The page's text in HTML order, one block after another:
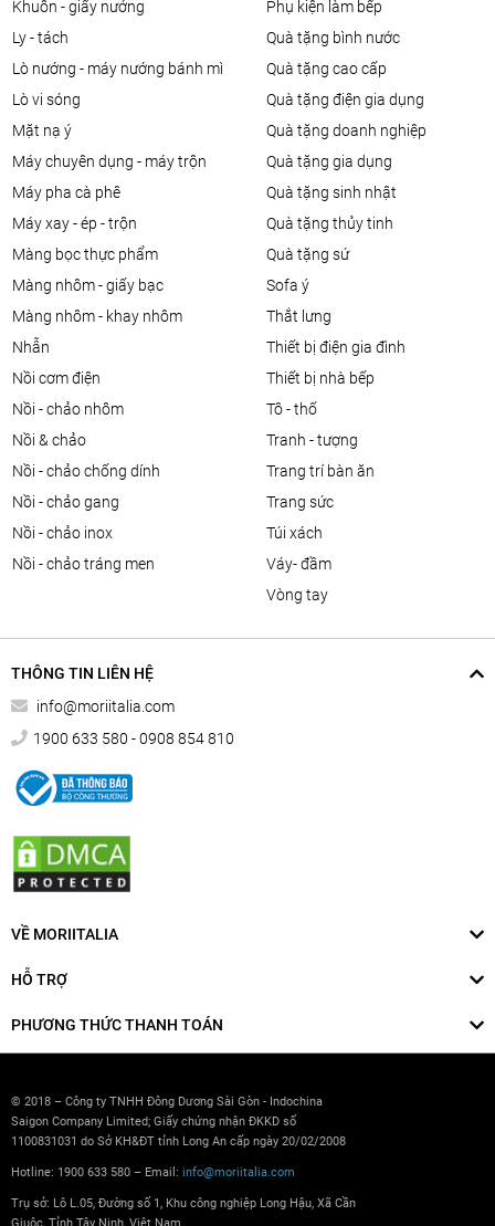
khuôn - giấy nướng
ly - tách
lò nướng - máy nướng bánh mì
lò vi sóng
mặt nạ ý
máy chuyên dụng - máy trộn
máy pha cà phê
máy xay - ép - trộn
màng bọc thực phẩm
màng nhôm - giấy bạc
màng nhôm - khay nhôm
nhẫn
nồi cơm điện
nồi - chảo nhôm
nồi & chảo
nồi - chảo chống dính
nồi - chảo gang
nồi - chảo inox
nồi - chảo tráng men
phụ kiện làm bếp
quà tặng bình nước
quà tặng cao cấp
quà tặng điện gia dụng
quà tặng doanh nghiệp
quà tặng gia dụng
quà tặng sinh nhật
quà tặng thủy tinh
quà tặng sứ
sofa ý
thắt lưng
thiết bị điện gia đình
thiết bị nhà bếp
tô - thố
tranh - tượng
trang trí bàn ăn
trang sức
túi xách
váy- đầm
vòng tay
THÔNG TIN LIÊN HỆ
info@moriitalia.com
1900 633 580 - 0908 854 810
VỀ MORIITALIA
HỖ TRỢ
PHƯƠNG THỨC THANH TOÁN
© 2018 – Công ty TNHH Đông Dương Sài Gòn - Indochina
Saigon Company Limited; Giấy chứng nhận ĐKKD số
1100831031 do Sở KH&ĐT tỉnh Long An cấp ngày 20/02/2008
Hotline: 1900 633 580 – Email: info@moriitalia.com
Trụ sở: Lô L.05, Đường số 1, Khu công nghiệp Long Hậu, Xã Cần
Giuộc, Tỉnh Tây Ninh, Việt Nam